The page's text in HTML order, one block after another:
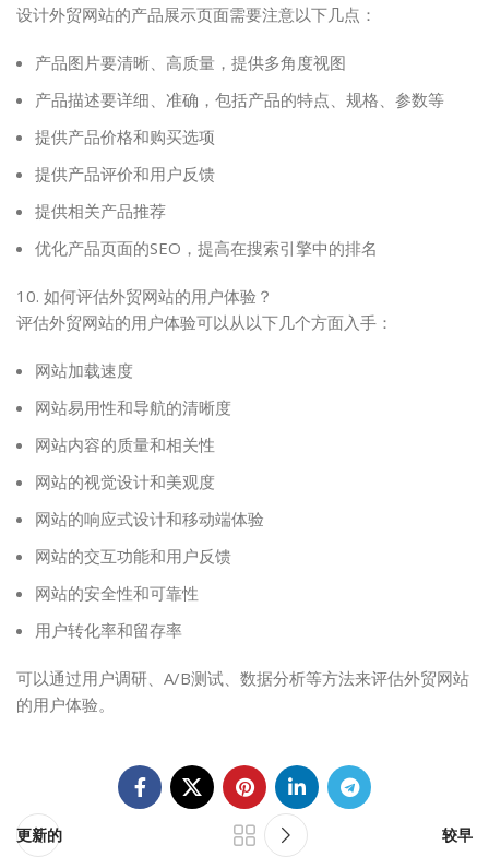
设计外贸网站的产品展示页面需要注意以下几点：
产品图片要清晰、高质量，提供多角度视图
产品描述要详细、准确，包括产品的特点、规格、参数等
提供产品价格和购买选项
提供产品评价和用户反馈
提供相关产品推荐
优化产品页面的SEO，提高在搜索引擎中的排名
10. 如何评估外贸网站的用户体验？
评估外贸网站的用户体验可以从以下几个方面入手：
网站加载速度
网站易用性和导航的清晰度
网站内容的质量和相关性
网站的视觉设计和美观度
网站的响应式设计和移动端体验
网站的交互功能和用户反馈
网站的安全性和可靠性
用户转化率和留存率
可以通过用户调研、A/B测试、数据分析等方法来评估外贸网站
的用户体验。
更新的 较早